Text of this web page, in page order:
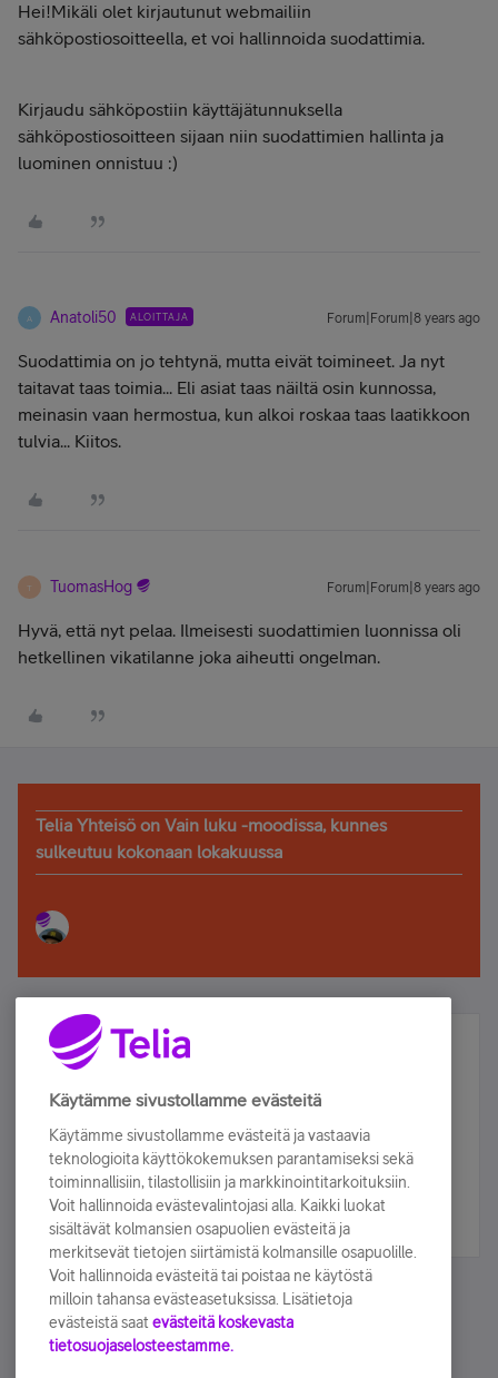
Hei!Mikäli olet kirjautunut webmailiin
sähköpostiosoitteella, et voi hallinnoida suodattimia.
Kirjaudu sähköpostiin käyttäjätunnuksella
sähköpostiosoitteen sijaan niin suodattimien hallinta ja
luominen onnistuu :)
A Anatoli50 ALOITTAJA Forum|Forum|8 years ago
Suodattimia on jo tehtynä, mutta eivät toimineet. Ja nyt
taitavat taas toimia... Eli asiat taas näiltä osin kunnossa,
meinasin vaan hermostua, kun alkoi roskaa taas laatikkoon
tulvia... Kiitos.
T TuomasHog Forum|Forum|8 years ago
Hyvä, että nyt pelaa. Ilmeisesti suodattimien luonnissa oli
hetkellinen vikatilanne joka aiheutti ongelman.
Telia Yhteisö on Vain luku -moodissa, kunnes
sulkeutuu kokonaan lokakuussa
Älä jää paitsi – osallistu ja voita!
Tilaa Telian uutiskirje ja olet mukana arvonnassa.
sähköpostiisi.
Tilaa nyt
Käytämme sivustollamme evästeitä
Käytämme sivustollamme evästeitä ja vastaavia
teknologioita käyttökokemuksen parantamiseksi sekä
toiminnallisiin, tilastollisiin ja markkinointitarkoituksiin.
Voit hallinnoida evästevalintojasi alla. Kaikki luokat
sisältävät kolmansien osapuolien evästeitä ja
merkitsevät tietojen siirtämistä kolmansille osapuolille.
Voit hallinnoida evästeitä tai poistaa ne käytöstä
milloin tahansa evästeasetuksissa. Lisätietoja
evästeistä saat evästeitä koskevasta
tietosuojaselosteestamme.